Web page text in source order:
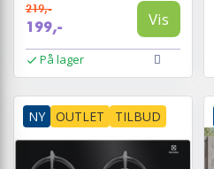
219,-
199,- Vis
På lager
NY OUTLET TILBUD